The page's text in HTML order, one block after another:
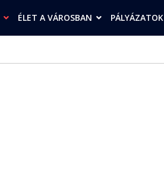
ÉLET A VÁROSBAN PÁLYÁZATOK